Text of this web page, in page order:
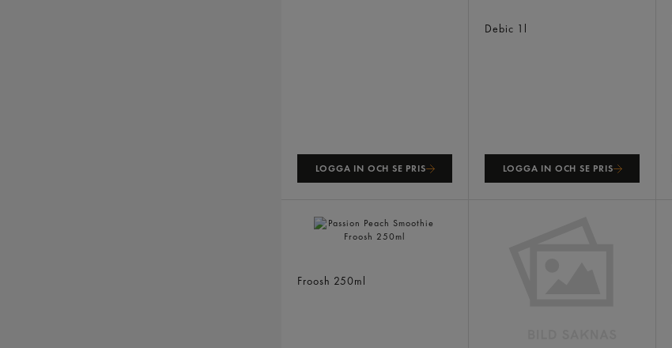
LOGGA IN OCH SE PRIS
Debic 1l
LOGGA IN OCH SE PRIS
Froosh 250ml